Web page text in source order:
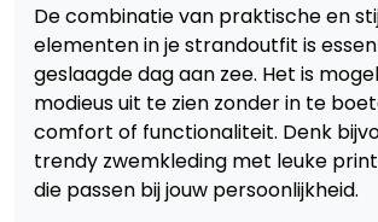
De combinatie van praktische en
elementen in je strandoutfit is
geslaagde dag aan zee. Het is
modieus uit te zien zonder in te
comfort of functionaliteit. Denk
trendy zwemkleding met leuke
die passen bij jouw persoonlijkheid.